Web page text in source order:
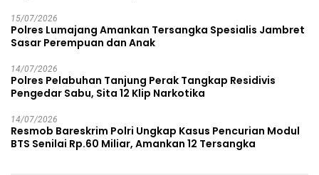
15/07/2026
Polres Lumajang Amankan Tersangka Spesialis Jambret
Sasar Perempuan dan Anak
14/07/2026
Polres Pelabuhan Tanjung Perak Tangkap Residivis
Pengedar Sabu, Sita 12 Klip Narkotika
14/07/2026
Resmob Bareskrim Polri Ungkap Kasus Pencurian Modul
BTS Senilai Rp.60 Miliar, Amankan 12 Tersangka